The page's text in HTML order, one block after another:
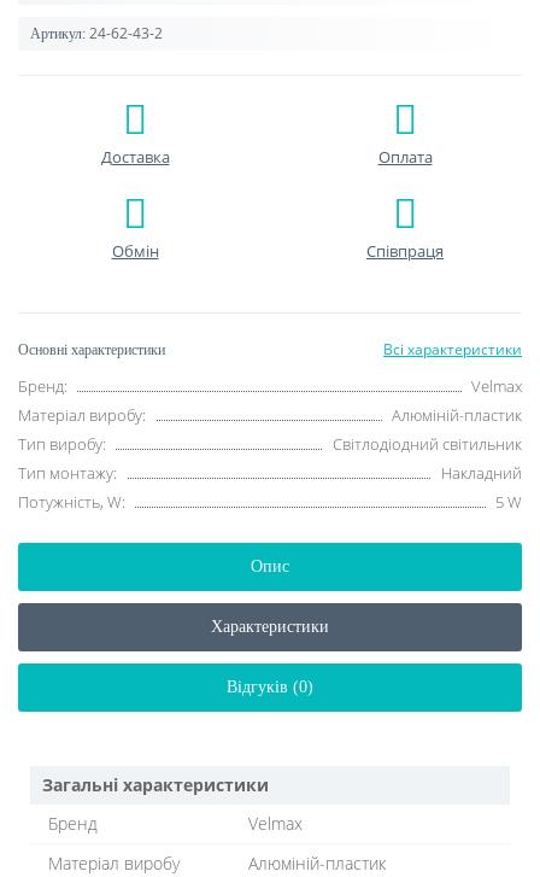
Артикул: 24-62-43-2
Доставка Оплата
Обмін Співпраця
Основні характеристики Всі характеристики
Бренд:
Velmax
Матеріал виробу:
Алюміній-пластик
Тип виробу:
Світлодіодний світильник
Тип монтажу:
Накладний
Потужність, W:
5 W
Опис
Характеристики
Відгуків (0)
Загальні характеристики
Бренд
Velmax
Матеріал виробу
Алюміній-пластик